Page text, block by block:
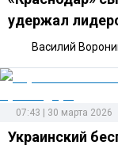
удержал
Василий
07:43 | 30 марта 2026
Украинский